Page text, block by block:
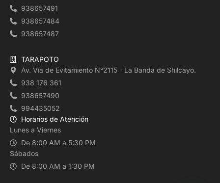
938657491
938657484
938657487
TARAPOTO
Av. Vía de Evitamiento N°2115 - La Banda de Shilcayo.
938 176 361
938657490
994435052
Horarios de Atención
Lunes a Viernes
De 8:00 AM a 5:30 PM
Sábados
De 8:00 AM a 1:30 PM